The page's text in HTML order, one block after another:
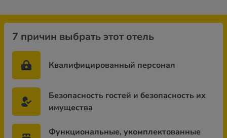
7 причин выбрать этот отель
Квалифицированный персонал
Безопасность гостей и безопасность их
имущества
Функциональные, укомплектованные